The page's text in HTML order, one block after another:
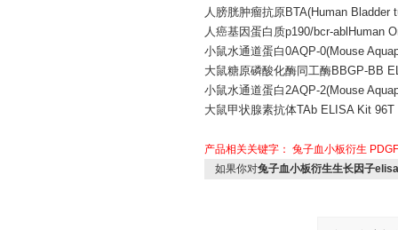
人膀胱肿瘤抗原BTA(Human Bladder
人癌基因蛋白质p190/bcr-ablHuman
小鼠水通道蛋白0AQP-0(Mouse
大鼠糖原磷酸化酶同工酶BBGP-BB
小鼠水通道蛋白2AQP-2(Mouse
大鼠甲状腺素抗体TAb ELISA Kit 96T
产品相关关键字： 兔子血小板衍生 PDGF
如果你对兔子血小板衍生生长因子